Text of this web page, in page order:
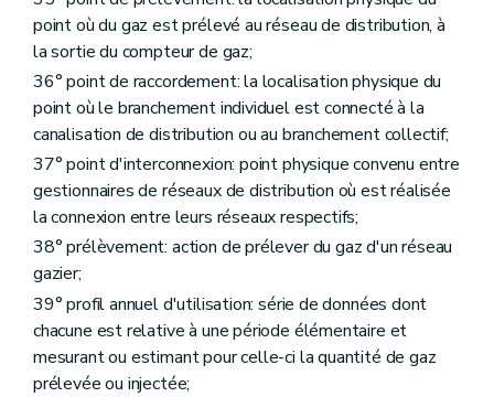
Art. 192
Chapitre II Connexion d'un réseau de distribution au réseau de transport
Art. 193
Art. 194
Art. 195
Art. 196
Art. 197
Chapitre III Interconnexions des réseaux de distribution
Art. 198
Art. 199
Titre VII Disposition finale
Art. 200
Art. 202
Annexe
point où du gaz est prélevé au réseau de distribution, à
la sortie du compteur de gaz;
36° point de raccordement: la localisation physique du
point où le branchement individuel est connecté à la
canalisation de distribution ou au branchement collectif;
37° point d'interconnexion: point physique convenu entre
gestionnaires de réseaux de distribution où est réalisée
la connexion entre leurs réseaux respectifs;
38° prélèvement: action de prélever du gaz d'un réseau
gazier;
39° profil annuel d'utilisation: série de données dont
chacune est relative à une période élémentaire et
mesurant ou estimant pour celle-ci la quantité de gaz
prélevée ou injectée;